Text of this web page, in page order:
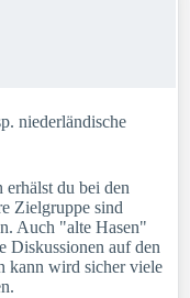
niederländische
du bei den
Zielgruppe sind
Auch "alte Hasen"
Diskussionen auf den
kann wird sicher viele